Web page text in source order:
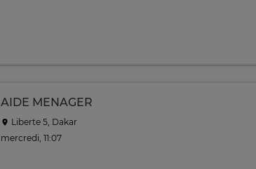
AIDE MENAGER
Liberte 5, Dakar
mercredi, 11:07